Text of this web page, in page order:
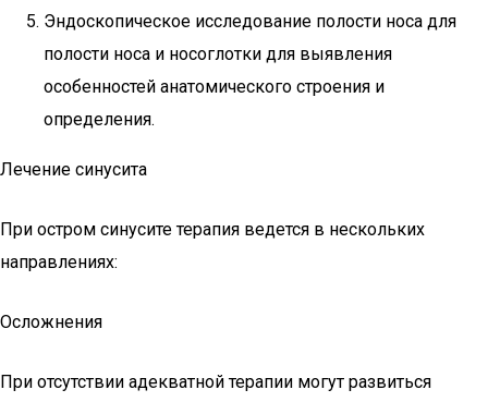
Эндоскопическое исследование полости носа для
полости носа и носоглотки для выявления
особенностей анатомического строения и
определения.
Лечение синусита
При остром синусите терапия ведется в нескольких
направлениях:
Осложнения
При отсутствии адекватной терапии могут развиться